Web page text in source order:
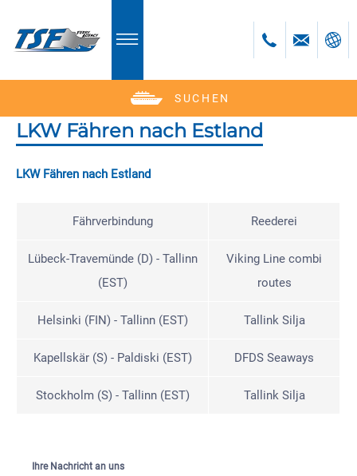
SUCHEN
English
Polski
Bulgară
LKW Fähren nach Estland
LKW Fähren nach Estland
Fährverbindung Reederei
Lübeck-Travemünde (D) - Tallinn
(EST)
Viking Line combi
routes
Helsinki (FIN) - Tallinn (EST) Tallink Silja
Kapellskär (S) - Paldiski (EST) DFDS Seaways
Stockholm (S) - Tallinn (EST) Tallink Silja
Ihre Nachricht an uns